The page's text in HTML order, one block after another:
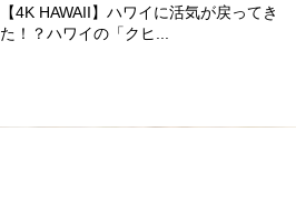
【4K HAWAII】ハワイに活気が戻ってき
た！？ハワイの「クヒ...